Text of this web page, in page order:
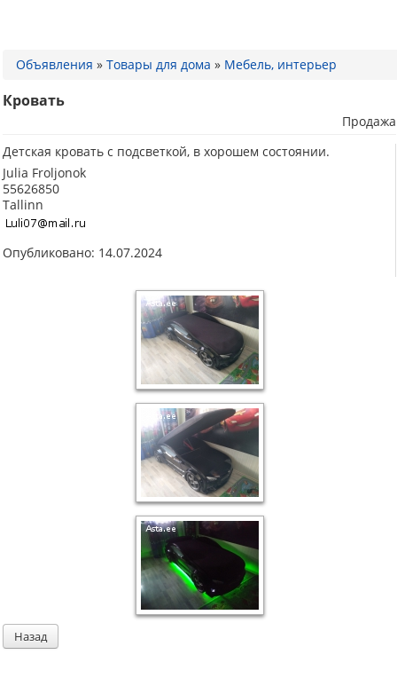
Объявления » Товары для дома » Мебель, интерьер
Кровать
Продажа
Детская кровать с подсветкой, в хорошем состоянии.
Julia Froljonok
55626850
Tallinn
Опубликовано: 14.07.2024
Назад